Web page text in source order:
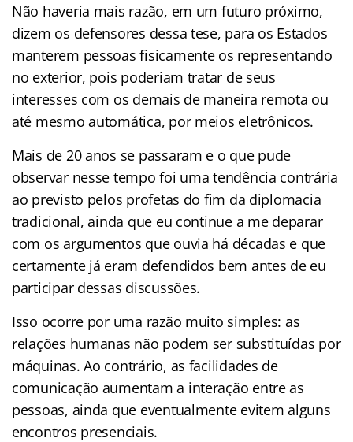
Não haveria mais razão, em um futuro próximo,
dizem os defensores dessa tese, para os Estados
manterem pessoas fisicamente os representando
no exterior, pois poderiam tratar de seus
interesses com os demais de maneira remota ou
até mesmo automática, por meios eletrônicos.
Mais de 20 anos se passaram e o que pude
observar nesse tempo foi uma tendência contrária
ao previsto pelos profetas do fim da diplomacia
tradicional, ainda que eu continue a me deparar
com os argumentos que ouvia há décadas e que
certamente já eram defendidos bem antes de eu
participar dessas discussões.
Isso ocorre por uma razão muito simples: as
relações humanas não podem ser substituídas por
máquinas. Ao contrário, as facilidades de
comunicação aumentam a interação entre as
pessoas, ainda que eventualmente evitem alguns
encontros presenciais.